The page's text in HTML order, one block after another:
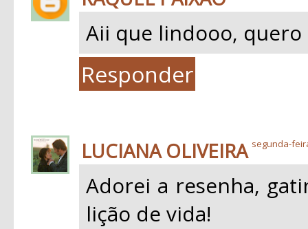
Aii que lindooo, quero
Responder
LUCIANA OLIVEIRA segunda-
Adorei a resenha,
lição de vida!